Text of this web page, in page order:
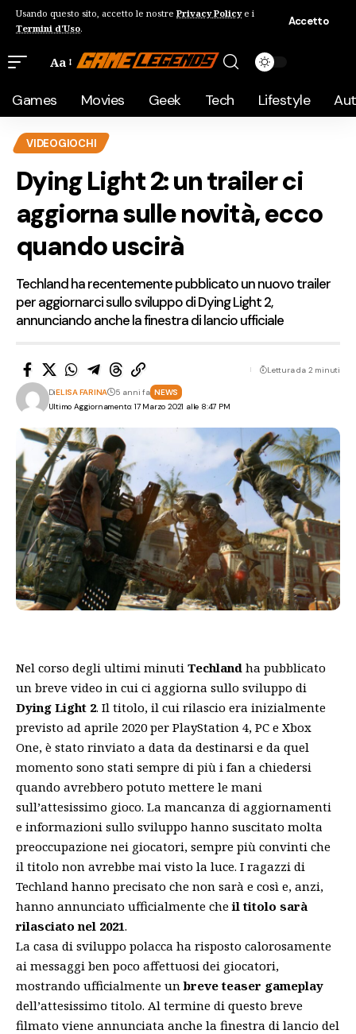
Usando questo sito, accetto le nostre Privacy Policye i
Termini d'Uso.
Accetto
Aa
Games Movies Geek Tech Lifestyle
VIDEOGIOCHI
Dying Light 2: un trailer ci
aggiorna sulle novità, ecco
quando uscirà
Techland ha recentemente pubblicato un nuovo trailer
per aggiornarci sullo sviluppo di Dying Light 2,
annunciando anche la finestra di lancio ufficiale
Ultimo Aggiornamento: 17 Marzo 2021 alle 8:47 PM
DiELISA FARINA 5 anni fa NEWS
Lettura da 2 minuti
Nel corso degli ultimi minuti Techland ha pubblicato
un breve video in cui ci aggiorna sullo sviluppo di
Dying Light 2. Il titolo, il cui rilascio era inizialmente
previsto ad aprile 2020 per PlayStation 4, PC e Xbox
One, è stato rinviato a data da destinarsi e da quel
momento sono stati sempre di più i fan a chiedersi
quando avrebbero potuto mettere le mani
sull’attesissimo gioco. La mancanza di aggiornamenti
e informazioni sullo sviluppo hanno suscitato molta
preoccupazione nei giocatori, sempre più convinti che
il titolo non avrebbe mai visto la luce. I ragazzi di
Techland hanno precisato che non sarà e così e, anzi,
hanno annunciato ufficialmente cheil titolo sarà
rilasciato nel 2021.
La casa di sviluppo polacca ha risposto calorosamente
ai messaggi ben poco affettuosi dei giocatori,
mostrando ufficialmente unbreveteaser gameplay
dell’attesissimo titolo. Al termine di questo breve
filmato viene annunciata anche la finestra di lancio del